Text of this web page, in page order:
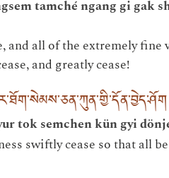
tamché ngang gi gak
and all of the extremely
and greatly cease!
tok semchen kün gyi
swiftly cease so that all